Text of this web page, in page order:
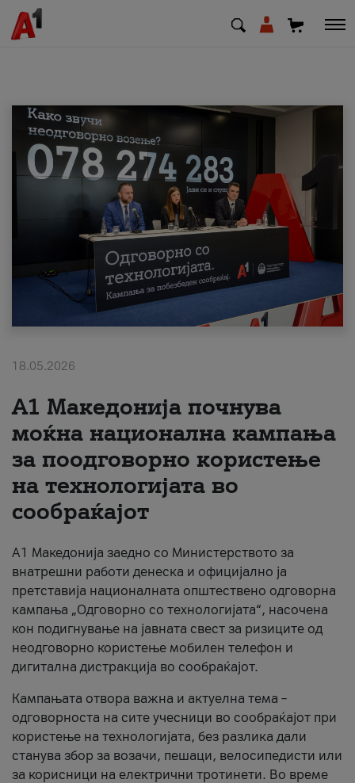
МК EN SQ
Деловни
Поддршка
Надополни кредит
#ПодобарОнлајн
18.05.2026
A1 Македонија почнува
моќна национална кампања
за поодговорно користење
на технологијата во
сообраќајот
A1 Македонија заедно со Министерството за
внатрешни работи денеска и официјално ја
претставија националната општествено одговорна
кампања „Одговорно со технологијата“, насочена
кон подигнување на јавната свест за ризиците од
неодговорно користење мобилен телефон и
дигитална дистракција во сообраќајот.
Кампањата отвора важна и актуелна тема –
одговорноста на сите учесници во сообраќајот при
користење на технологијата, без разлика дали
станува збор за возачи, пешаци, велосипедисти или
за корисници на електрични тротинети. Во време